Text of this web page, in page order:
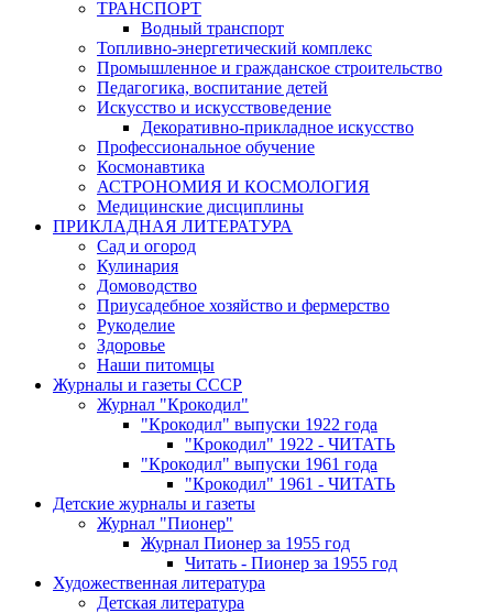
ТРАНСПОРТ
Водный транспорт
Топливно-энергетический комплекс
Промышленное и гражданское строительство
Педагогика, воспитание детей
Искусство и искусствоведение
Декоративно-прикладное искусство
Профессиональное обучение
Космонавтика
АСТРОНОМИЯ И КОСМОЛОГИЯ
Медицинские дисциплины
ПРИКЛАДНАЯ ЛИТЕРАТУРА
Сад и огород
Кулинария
Домоводство
Приусадебное хозяйство и фермерство
Рукоделие
Здоровье
Наши питомцы
Журналы и газеты СССР
Журнал "Крокодил"
"Крокодил" выпуски 1922 года
"Крокодил" 1922 - ЧИТАТЬ
"Крокодил" выпуски 1961 года
"Крокодил" 1961 - ЧИТАТЬ
Детские журналы и газеты
Журнал "Пионер"
Журнал Пионер за 1955 год
Читать - Пионер за 1955 год
Художественная литература
Детская литература